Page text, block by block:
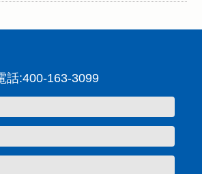
:400-163-3099